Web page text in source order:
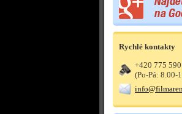
Rychlé kontakty
+420 775
(Po-Pá: 8.00-